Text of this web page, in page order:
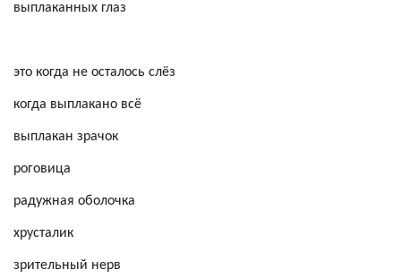
выплаканных глаз
это когда не осталось слёз
когда выплакано всё
выплакан зрачок
роговица
радужная оболочка
хрусталик
зрительный нерв